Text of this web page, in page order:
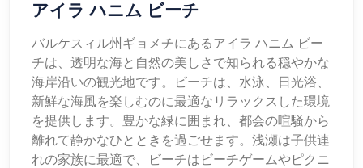
アイラ ハニム ビーチ
バルケスィル州ギョメチにあるアイラ ハニム ビー
チは、透明な海と自然の美しさで知られる穏やかな
海岸沿いの観光地です。ビーチは、水泳、日光浴、
新鮮な海風を楽しむのに最適なリラックスした環境
を提供します。豊かな緑に囲まれ、都会の喧騒から
離れて静かなひとときを過ごせます。浅瀬は子供連
れの家族に最適で、ビーチはビーチゲームやピクニ